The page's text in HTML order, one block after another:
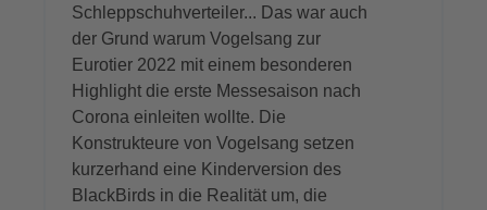
Schleppschuhverteiler... Das war auch
der Grund warum Vogelsang zur
Eurotier 2022 mit einem besonderen
Highlight die erste Messesaison nach
Corona einleiten wollte. Die
Konstrukteure von Vogelsang setzen
kurzerhand eine Kinderversion des
BlackBirds in die Realität um, die